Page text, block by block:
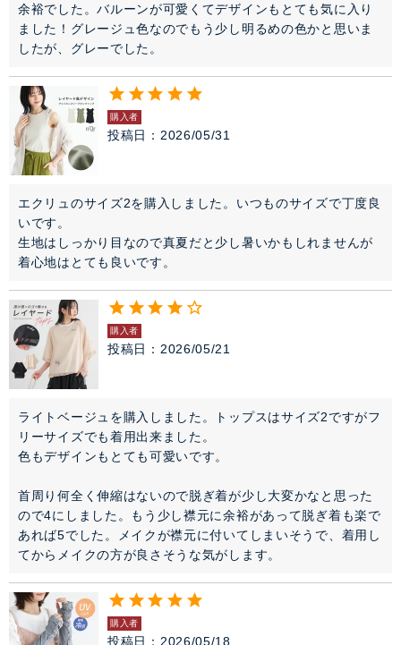
余裕でした。バルーンが可愛くてデザインもとても気に入り
ました！グレージュ色なのでもう少し明るめの色かと思いま
したが、グレーでした。
購入者
投稿日 2026/05/31
エクリュのサイズ2を購入しました。いつものサイズで丁度良
いです。
生地はしっかり目なので真夏だと少し暑いかもしれませんが
着心地はとても良いです。
購入者
投稿日 2026/05/21
ライトベージュを購入しました。トップスはサイズ2ですがフ
リーサイズでも着用出来ました。
色もデザインもとても可愛いです。
首周り何全く伸縮はないので脱ぎ着が少し大変かなと思った
ので4にしました。もう少し襟元に余裕があって脱ぎ着も楽で
あれば5でした。メイクが襟元に付いてしまいそうで、着用し
てからメイクの方が良さそうな気がします。
購入者
投稿日 2026/05/18